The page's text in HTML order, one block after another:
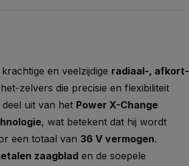
en veelzijdige radiaal-, afkort-
zelvers die precisie en flexibiliteit
uit van het Power X-Change
, wat betekent dat hij wordt
een totaal van 36 V vermogen.
zaagblad en de soepele